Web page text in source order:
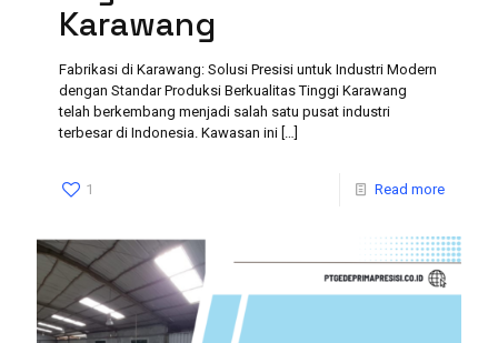
Karawang
Fabrikasi di Karawang: Solusi Presisi untuk Industri Modern
dengan Standar Produksi Berkualitas Tinggi Karawang
telah berkembang menjadi salah satu pusat industri
terbesar di Indonesia. Kawasan ini […]
1 Read more